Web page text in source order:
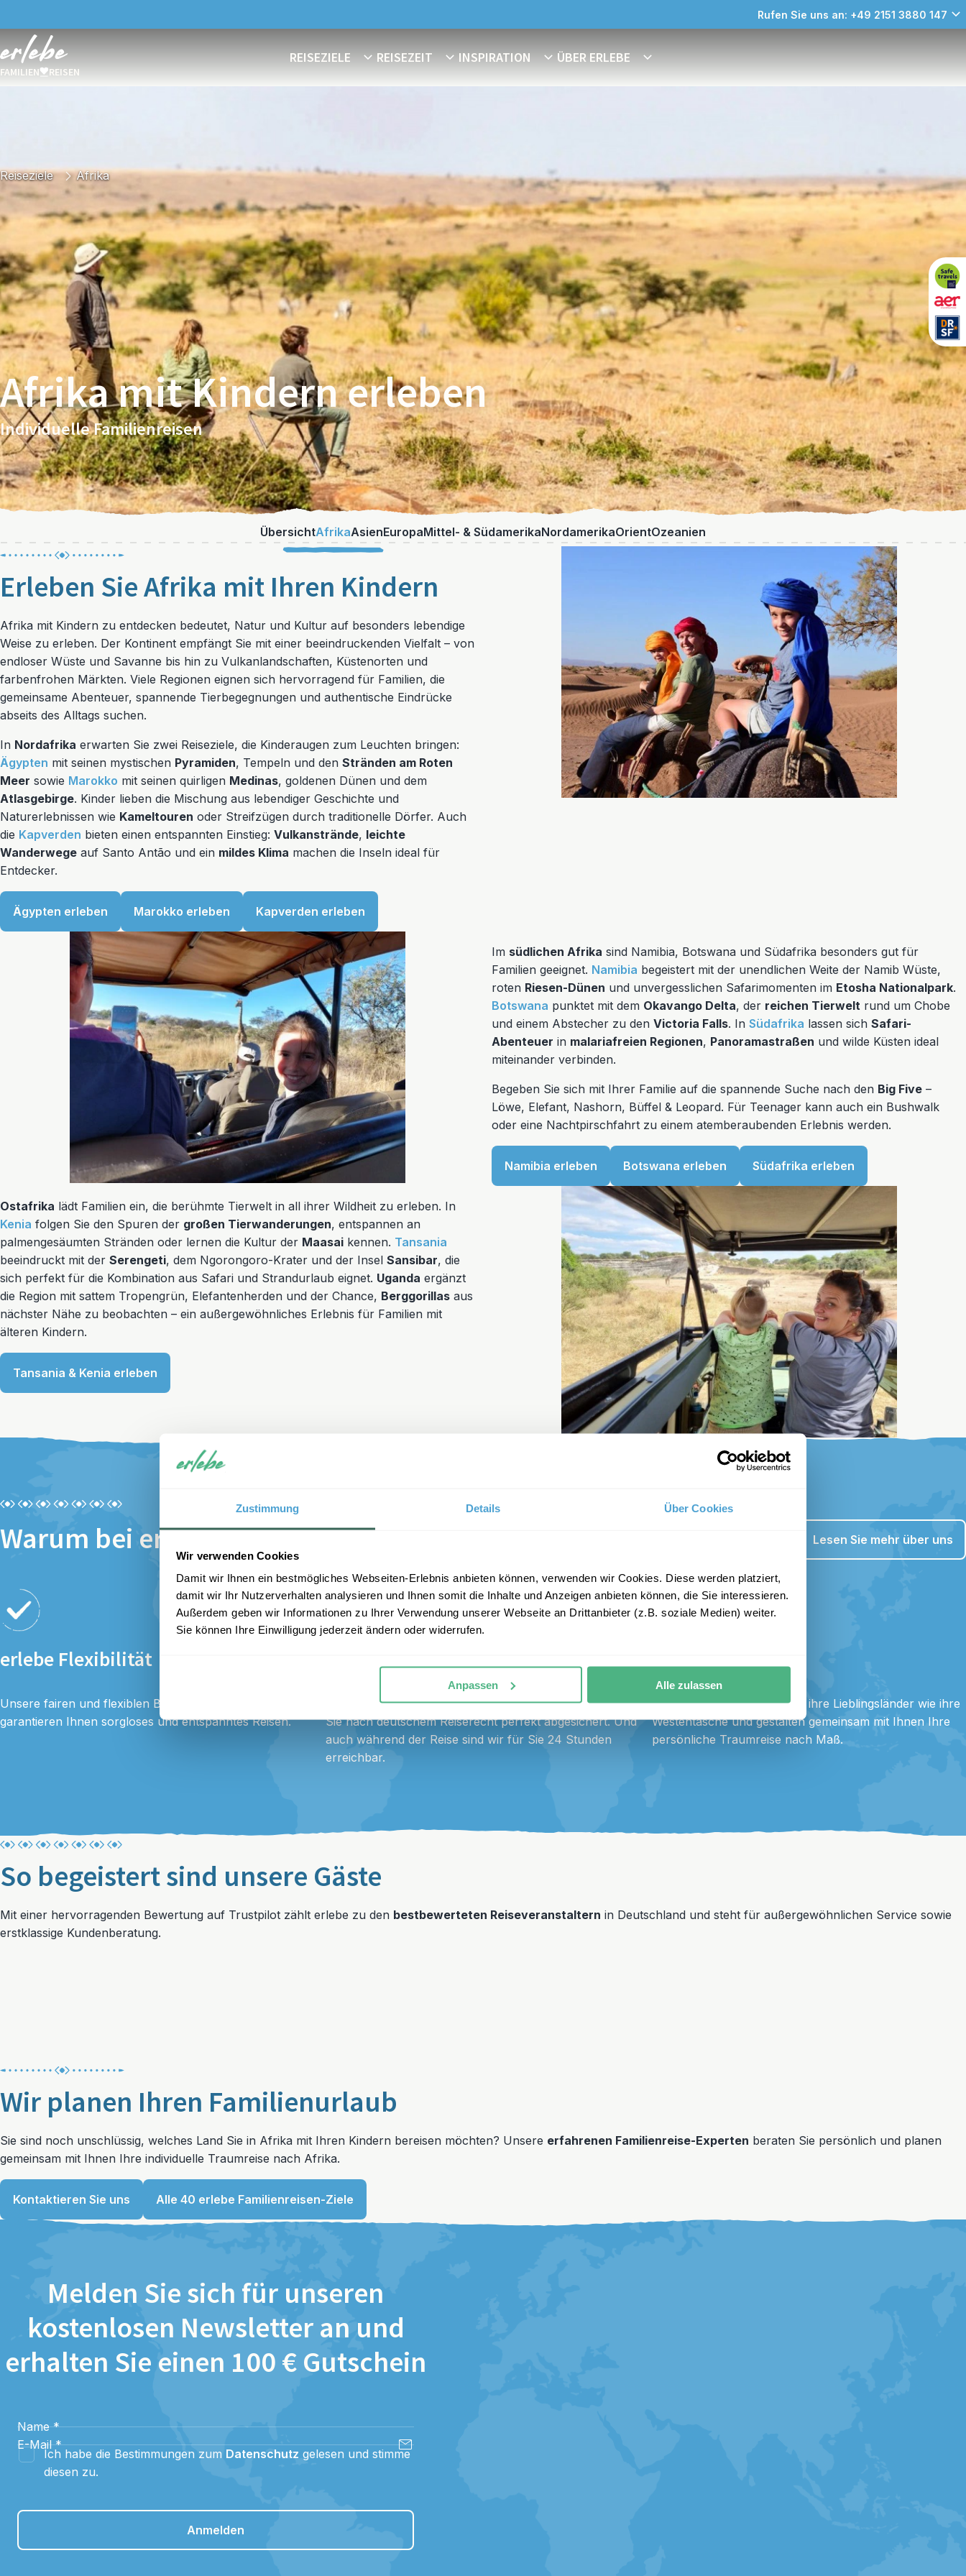
Zustimmung Details Über Cookies
Wir verwenden Cookies
Damit wir Ihnen ein bestmögliches Webseiten-Erlebnis anbieten können, verwenden wir Cookies. Diese werden platziert,
damit wir Ihr Nutzerverhalten analysieren und Ihnen somit die Inhalte und Anzeigen anbieten können, die Sie interessieren.
Außerdem geben wir Informationen zu Ihrer Verwendung unserer Webseite an Drittanbieter (z.B. soziale Medien) weiter.
Sie können Ihre Einwilligung jederzeit ändern oder widerrufen.
Anpassen Alle zulassen
Rufen Sie uns an: +49 2151 3880 147
FAMILIEN REISEN
REISEZIELE REISEZEIT INSPIRATION ÜBER ERLEBE
Reiseziele Afrika
Afrika mit Kindern erleben
Individuelle Familienreisen
ÜbersichtAfrikaAsienEuropaMittel- & SüdamerikaNordamerikaOrientOzeanien
Erleben Sie Afrika mit Ihren Kindern
Afrika mit Kindern zu entdecken bedeutet, Natur und Kultur auf besonders lebendige
Weise zu erleben. Der Kontinent empfängt Sie mit einer beeindruckenden Vielfalt – von
endloser Wüste und Savanne bis hin zu Vulkanlandschaften, Küstenorten und
farbenfrohen Märkten. Viele Regionen eignen sich hervorragend für Familien, die
gemeinsame Abenteuer, spannende Tierbegegnungen und authentische Eindrücke
abseits des Alltags suchen.
In Nordafrika erwarten Sie zwei Reiseziele, die Kinderaugen zum Leuchten bringen:
Ägypten mit seinen mystischen Pyramiden, Tempeln und den Stränden am Roten
Meer sowie Marokko mit seinen quirligen Medinas, goldenen Dünen und dem
Atlasgebirge. Kinder lieben die Mischung aus lebendiger Geschichte und
Naturerlebnissen wie Kameltouren oder Streifzügen durch traditionelle Dörfer. Auch
die Kapverden bieten einen entspannten Einstieg: Vulkanstrände, leichte
Wanderwege auf Santo Antão und ein mildes Klima machen die Inseln ideal für
Entdecker.
Ägypten erleben Marokko erleben Kapverden erleben
Im südlichen Afrika sind Namibia, Botswana und Südafrika besonders gut für
Familien geeignet. Namibia begeistert mit der unendlichen Weite der Namib Wüste,
roten Riesen-Dünen und unvergesslichen Safarimomenten im Etosha Nationalpark.
Botswana punktet mit dem Okavango Delta, der reichen Tierwelt rund um Chobe
und einem Abstecher zu den Victoria Falls. In Südafrika lassen sich Safari-
Abenteuer in malariafreien Regionen, Panoramastraßen und wilde Küsten ideal
miteinander verbinden.
Begeben Sie sich mit Ihrer Familie auf die spannende Suche nach den Big Five –
Löwe, Elefant, Nashorn, Büffel & Leopard. Für Teenager kann auch ein Bushwalk
oder eine Nachtpirschfahrt zu einem atemberaubenden Erlebnis werden.
Namibia erleben Botswana erleben Südafrika erleben
Ostafrika lädt Familien ein, die berühmte Tierwelt in all ihrer Wildheit zu erleben. In
Kenia folgen Sie den Spuren der großen Tierwanderungen, entspannen an
palmengesäumten Stränden oder lernen die Kultur der Maasai kennen. Tansania
beeindruckt mit der Serengeti, dem Ngorongoro-Krater und der Insel Sansibar, die
sich perfekt für die Kombination aus Safari und Strandurlaub eignet. Uganda ergänzt
die Region mit sattem Tropengrün, Elefantenherden und der Chance, Berggorillas aus
nächster Nähe zu beobachten – ein außergewöhnliches Erlebnis für Familien mit
älteren Kindern.
Tansania & Kenia erleben
Warum bei erlebe buchen? Lesen Sie mehr über uns
erlebe Flexibilität
Unsere fairen und flexiblen Buchungsbedingungen
garantieren Ihnen sorgloses und entspanntes Reisen.
erlebe Sicherheit
Sie buchen Ihren Traumurlaub aus einer Hand. So sind
Sie nach deutschem Reiserecht perfekt abgesichert. Und
auch während der Reise sind wir für Sie 24 Stunden
erreichbar.
erlebe Expertise
Unsere Spezialisten kennen ihre Lieblingsländer wie ihre
Westentasche und gestalten gemeinsam mit Ihnen Ihre
persönliche Traumreise nach Maß.
So begeistert sind unsere Gäste
Mit einer hervorragenden Bewertung auf Trustpilot zählt erlebe zu den bestbewerteten Reiseveranstaltern in Deutschland und steht für außergewöhnlichen Service sowie
erstklassige Kundenberatung.
Wir planen Ihren Familienurlaub
Sie sind noch unschlüssig, welches Land Sie in Afrika mit Ihren Kindern bereisen möchten? Unsere erfahrenen Familienreise-Experten beraten Sie persönlich und planen
gemeinsam mit Ihnen Ihre individuelle Traumreise nach Afrika.
Kontaktieren Sie uns Alle 40 erlebe Familienreisen-Ziele
Melden Sie sich für unseren
kostenlosen Newsletter an und
erhalten Sie einen 100 € Gutschein
Name *
E-Mail *
Ich habe die Bestimmungen zum Datenschutz gelesen und stimme
diesen zu.
Anmelden